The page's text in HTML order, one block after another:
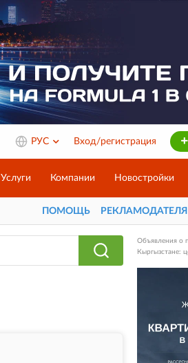
РУС Вход/регистрация
Услуги Компании Новостройки
ПОМОЩЬ
Объявления о
Кыргызстане: